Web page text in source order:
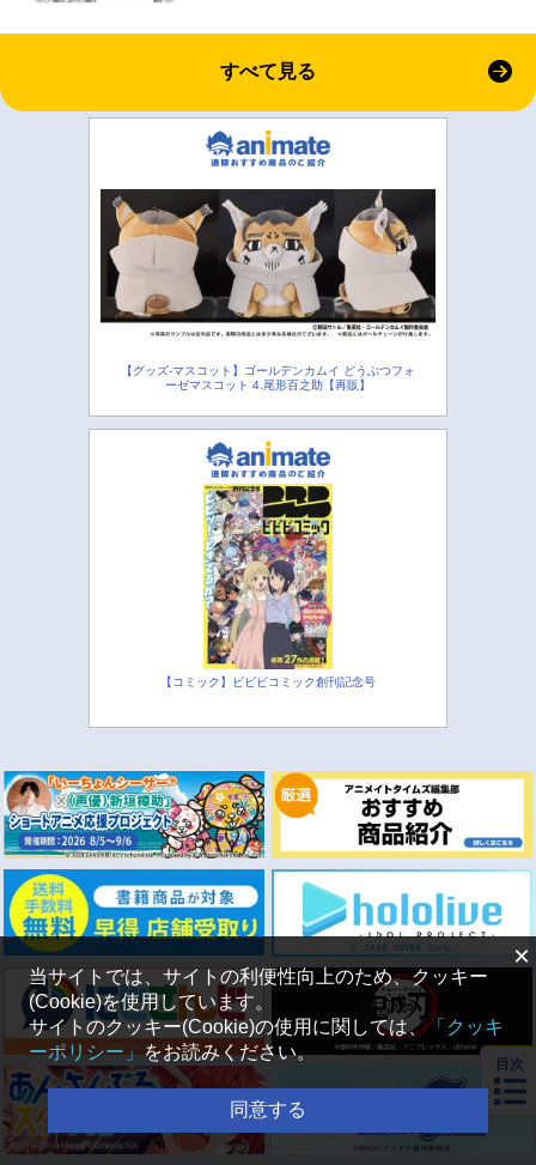
すべて見る
【グッズ-マスコット】ゴールデンカムイ どうぶつフォ
ーゼマスコット 4.尾形百之助【再販】
【コミック】ビビビコミック創刊記念号
目次
×
当サイトでは、サイトの利便性向上のため、クッキー
(Cookie)を使用しています。
サイトのクッキー(Cookie)の使用に関しては、「クッキ
ーポリシー」をお読みください。
同意する